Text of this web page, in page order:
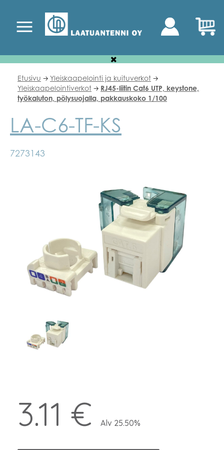
Etusivu 🡢 Yleiskaapelointi ja kuituverkot 🡢
Yleiskaapelointiverkot 🡢 RJ45-liitin Cat6 UTP, keystone,
työkaluton, pölysuojalla, pakkauskoko 1/100
LA-C6-TF-KS
7273143
3.11 € Alv 25.50%